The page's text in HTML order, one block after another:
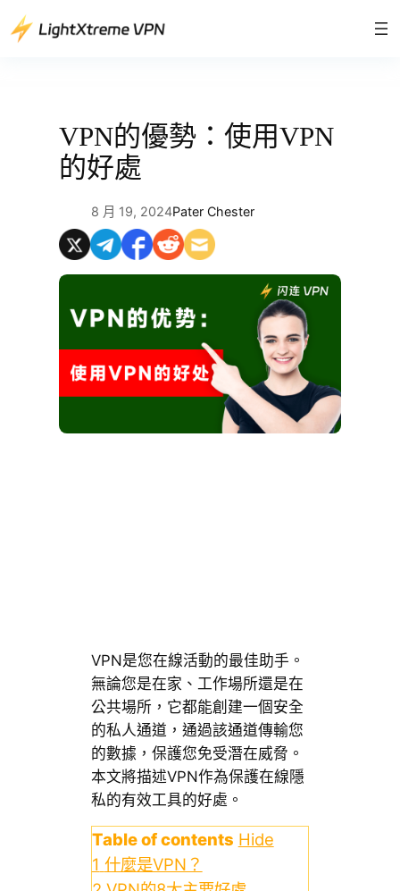
至
VPN的優勢：使用VPN
的好處
8 月 19, 2024Pater Chester
VPN是您在線活動的最佳助手。
無論您是在家、工作場所還是在
公共場所，它都能創建一個安全
的私人通道，通過該通道傳輸您
的數據，保護您免受潛在威脅。
本文將描述VPN作為保護在線隱
私的有效工具的好處。
Table of contents Hide
1 什麼是VPN？